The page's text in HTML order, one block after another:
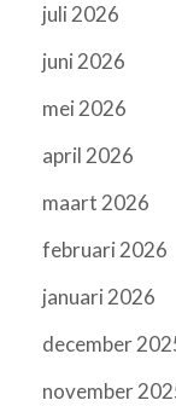
juli 2026
juni 2026
mei 2026
april 2026
maart 2026
februari 2026
januari 2026
december
november